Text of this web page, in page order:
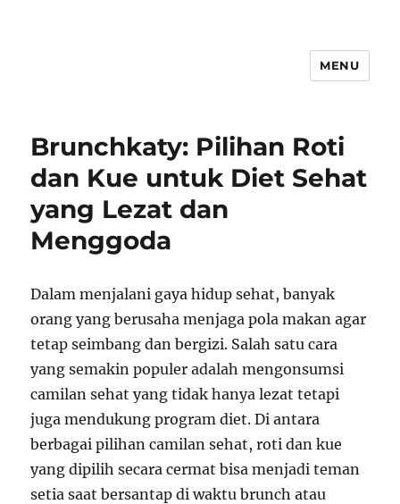
MENU
Brunchkaty: Pilihan Roti
dan Kue untuk Diet Sehat
yang Lezat dan
Menggoda
Dalam menjalani gaya hidup sehat, banyak
orang yang berusaha menjaga pola makan agar
tetap seimbang dan bergizi. Salah satu cara
yang semakin populer adalah mengonsumsi
camilan sehat yang tidak hanya lezat tetapi
juga mendukung program diet. Di antara
berbagai pilihan camilan sehat, roti dan kue
yang dipilih secara cermat bisa menjadi teman
setia saat bersantap di waktu brunch atau